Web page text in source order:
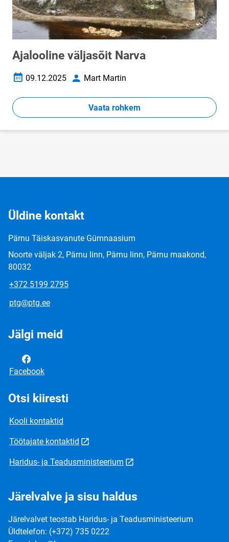
Ajalooline väljasõit Narva
Loomise kuupäev
09.12.2025 AutorMart Martin
Vaata rohkem
Üldine kontakt
Pärnu Täiskasvanute Gümnaasium
Noorte väljak 2, Pärnu linn, Pärnu linn, Pärnu maakond,
80032
+372 5199 2795
ptg@ptg.ee
Jälgi meid
Facebook
Otsi kiiresti
Kooli kontaktid
Töötajate kontaktid
Haridus- ja Teadusministeerium
Järelvalve ja sisu haldus
Järelvalvet teostab Haridus- ja Teadusministeerium
Üldtelefon: (+372) 735 0222